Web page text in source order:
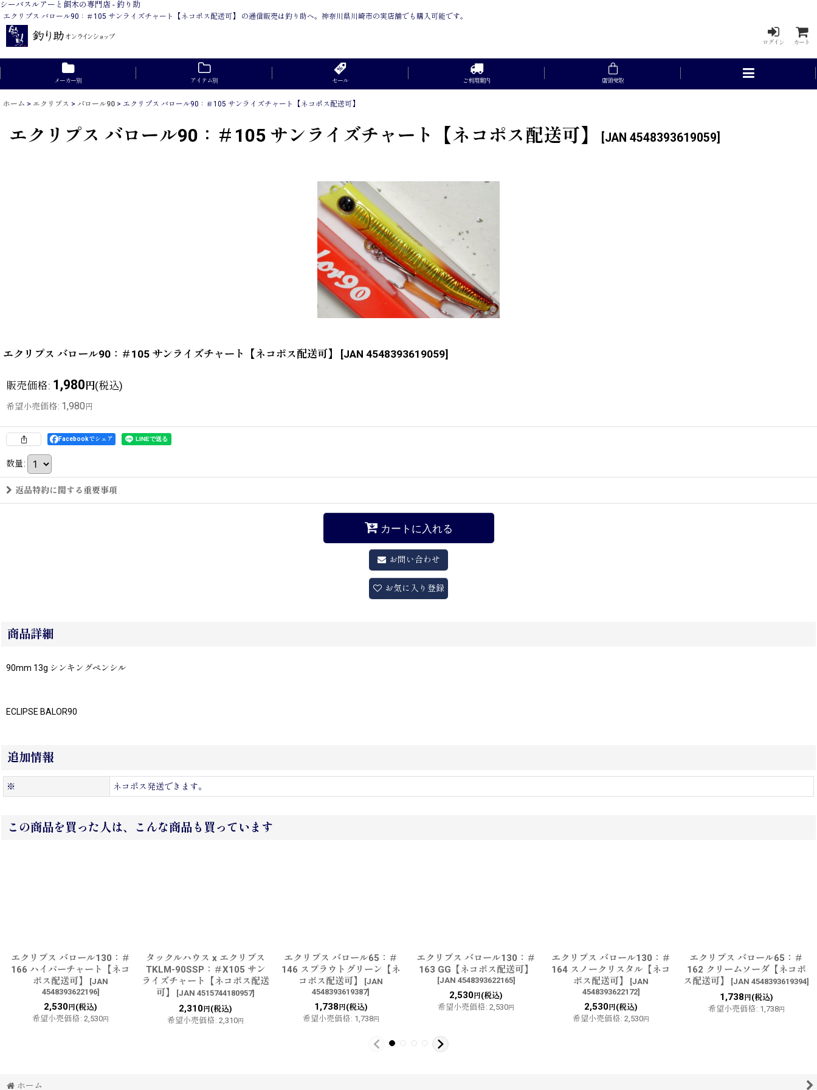
シーバスルアーと餌木の専門店 - 釣り助
エクリプス バロール90：＃105 サンライズチャート【ネコポス配送可】 の通信販売は釣り助へ。神奈川県川崎市の実店舗でも購入可能です。
ログイン カート
メーカー別 アイテム別 セール ご利用案内 店頭受取
ホーム > エクリプス > バロール90 > エクリプス バロール90：＃105 サンライズチャート【ネコポス配送可】
エクリプス バロール90：＃105 サンライズチャート【ネコポス配送可】 JAN 4548393619059
エクリプス バロール90：＃105 サンライズチャート【ネコポス配送可】 [JAN 4548393619059]
販売価格: 1,980円(税込)
希望小売価格: 1,980 円
Facebookでシェア
数量:
返品特約に関する重要事項
カートに入れる
お問い合わせ
お気に入り登録
商品詳細
90mm 13g シンキングペンシル
ECLIPSE BALOR90
追加情報
※ ネコポス発送できます。
この商品を買った人は、こんな商品も買っています
エクリプス バロール130：＃
166 ハイパーチャート【ネコ
ポス配送可】
[JAN
4548393622196]
2,530 円(税込)
希望小売価格: 2,530円
タックルハウス x エクリプス
TKLM-90SSP：＃X105 サン
ライズチャート【ネコポス配送
可】
[JAN 4515744180957]
2,310 円(税込)
希望小売価格: 2,310円
エクリプス バロール65：＃
146 スプラウトグリーン【ネ
コポス配送可】
[JAN
4548393619387]
1,738 円(税込)
希望小売価格: 1,738円
エクリプス バロール130：＃
163 GG【ネコポス配送可】
[JAN 4548393622165]
2,530 円(税込)
希望小売価格: 2,530円
エクリプス バロール130：＃
164 スノークリスタル【ネコ
ポス配送可】
[JAN
4548393622172]
2,530 円(税込)
希望小売価格: 2,530円
エクリプス バロール65：＃
162 クリームソーダ【ネコポ
ス配送可】
[JAN 4548393619394]
1,738 円(税込)
希望小売価格: 1,738円
ホーム